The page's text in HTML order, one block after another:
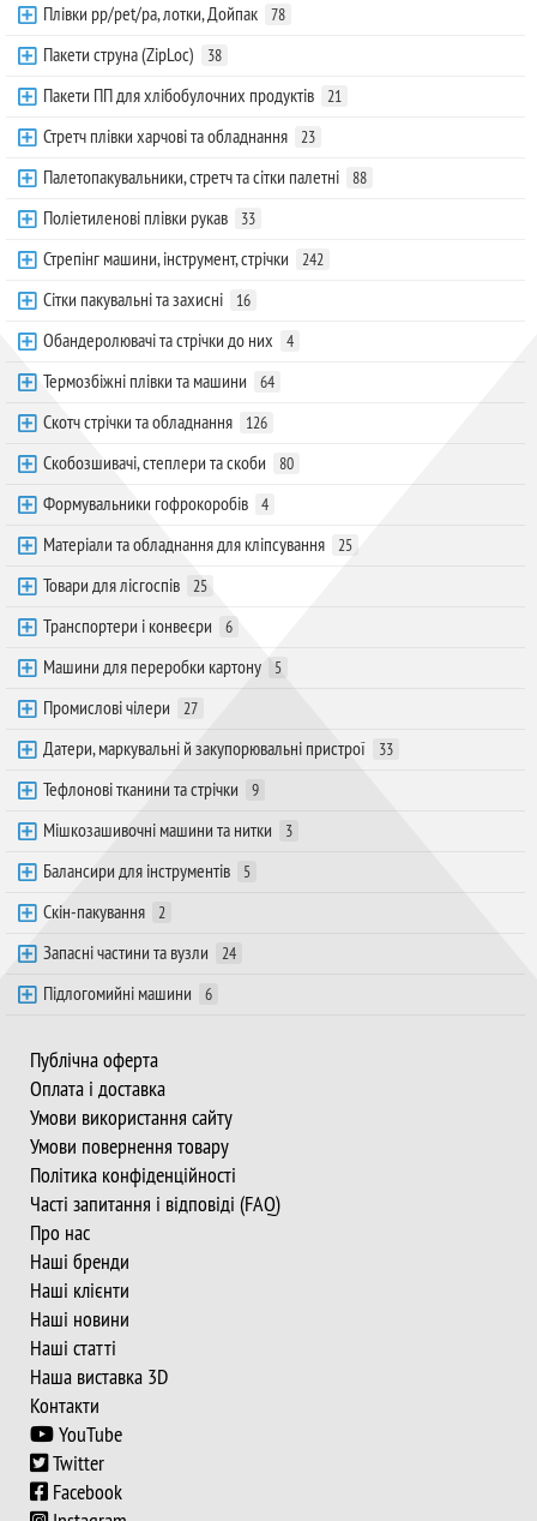
Плівки pp/pet/pa, лотки, Дойпак 78
Пакети струна (ZipLoc) 38
Пакети ПП для хлібобулочних продуктів 21
Стретч плівки харчові та обладнання 23
Палетопакувальники, стретч та сітки палетні 88
Поліетиленові плівки рукав 33
Стрепінг машини, інструмент, стрічки 242
Сітки пакувальні та захисні 16
Обандеролювачі та стрічки до них 4
Термозбіжні плівки та машини 64
Скотч стрічки та обладнання 126
Скобозшивачі, степлери та скоби 80
Формувальники гофрокоробів 4
Матеріали та обладнання для кліпсування 25
Товари для лісгоспів 25
Транспортери і конвеєри 6
Машини для переробки картону 5
Промислові чілери 27
Датери, маркувальні й закупорювальні пристрої 33
Тефлонові тканини та стрічки 9
Мішкозашивочні машини та нитки 3
Балансири для інструментів 5
Скін-пакування 2
Запасні частини та вузли 24
Підлогомийні машини 6
Публічна оферта
Оплата і доставка
Умови використання сайту
Умови повернення товару
Політика конфіденційності
Часті запитання і відповіді (FAQ)
Про нас
Наші бренди
Наші клієнти
Наші новини
Наші статті
Наша виставка 3D
Контакти
YouTube
Twitter
Facebook